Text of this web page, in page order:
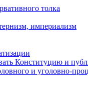
толка
империализм
Конституцию и
и уголовно-